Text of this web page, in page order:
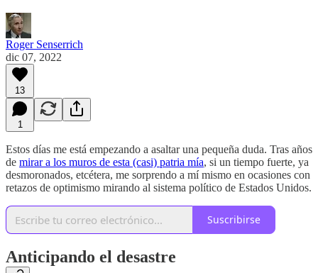
Roger Senserrich
dic 07, 2022
13
1
Estos días me está empezando a asaltar una pequeña duda. Tras años
de mirar a los muros de esta (casi) patria mía, si un tiempo fuerte, ya
desmoronados, etcétera, me sorprendo a mí mismo en ocasiones con
retazos de optimismo mirando al sistema político de Estados Unidos.
Suscribirse
Anticipando el desastre